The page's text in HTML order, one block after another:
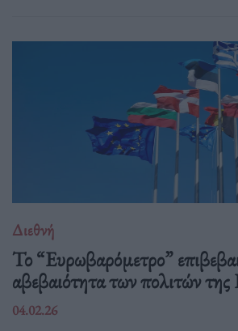
Διεθνή
Το “Ευρωβαρόμετρο”
αβεβαιότητα των πολιτών
04.02.26